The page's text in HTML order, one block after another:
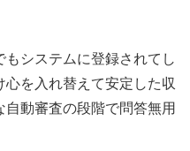
システムに登録されてし
心を入れ替えて安定した収
動審査の段階で問答無用